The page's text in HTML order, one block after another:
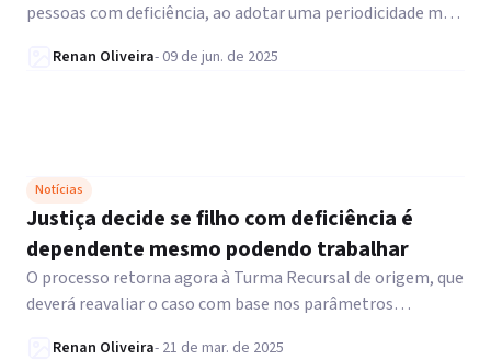
pessoas com deficiência, ao adotar uma periodicidade mais
Renan Oliveira- 09 de jun. de 2025
Notícias
Justiça decide se filho com deficiência é
dependente mesmo podendo trabalhar
O processo retorna agora à Turma Recursal de origem, que
deverá reavaliar o caso com base nos parâmetros
Renan Oliveira- 21 de mar. de 2025